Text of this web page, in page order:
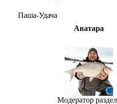
Паша-Удача
Аватара
Модератор